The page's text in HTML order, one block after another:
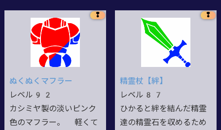
❢
ぬくぬくマフラー
レベル92
カシミヤ製の淡いピンク
色のマフラー。 軽くて
❢
精霊杖【絆】
レベル87
ひかると絆を結んだ精霊
達の精霊石を収めるため